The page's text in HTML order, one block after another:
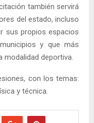
también servirá
del estado, incluso
sus propios espacios
y que más
deportiva.
con los temas:
y técnica.